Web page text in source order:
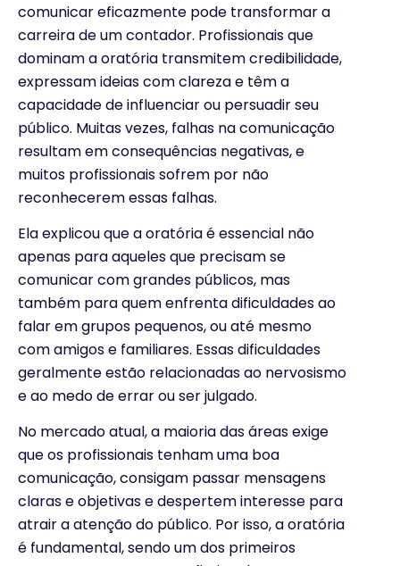
comunicar eficazmente pode transformar a
carreira de um contador. Profissionais que
dominam a oratória transmitem credibilidade,
expressam ideias com clareza e têm a
capacidade de influenciar ou persuadir seu
público. Muitas vezes, falhas na comunicação
resultam em consequências negativas, e
muitos profissionais sofrem por não
reconhecerem essas falhas.
Ela explicou que a oratória é essencial não
apenas para aqueles que precisam se
comunicar com grandes públicos, mas
também para quem enfrenta dificuldades ao
falar em grupos pequenos, ou até mesmo
com amigos e familiares. Essas dificuldades
geralmente estão relacionadas ao nervosismo
e ao medo de errar ou ser julgado.
No mercado atual, a maioria das áreas exige
que os profissionais tenham uma boa
comunicação, consigam passar mensagens
claras e objetivas e despertem interesse para
atrair a atenção do público. Por isso, a oratória
é fundamental, sendo um dos primeiros